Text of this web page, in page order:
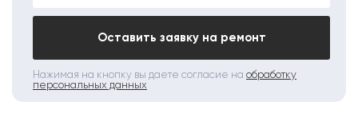
Оставить заявку на ремонт
Нажимая на кнопку вы даете согласие на обработку
персональных данных